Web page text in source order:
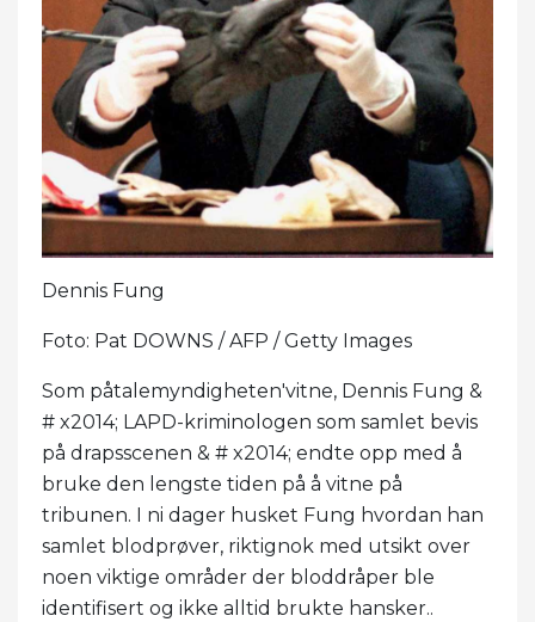
Dennis Fung
Foto: Pat DOWNS / AFP / Getty Images
Som påtalemyndigheten'vitne, Dennis Fung &
# x2014; LAPD-kriminologen som samlet bevis
på drapsscenen & # x2014; endte opp med å
bruke den lengste tiden på å vitne på
tribunen. I ni dager husket Fung hvordan han
samlet blodprøver, riktignok med utsikt over
noen viktige områder der bloddråper ble
identifisert og ikke alltid brukte hansker..